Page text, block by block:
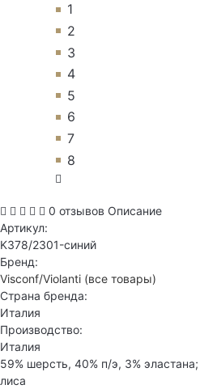
1
2
3
4
5
6
7
8
0 отзывов Описание
Артикул:
K378/2301-синий
Бренд:
Visconf/Violanti (все товары)
Страна бренда:
Италия
Производство:
Италия
59% шерсть, 40% п/э, 3%
лиса